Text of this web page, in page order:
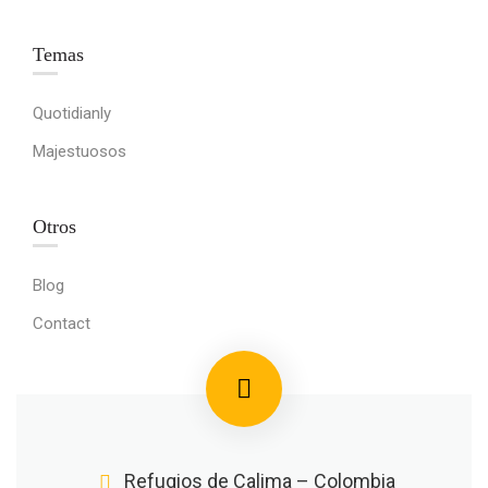
Temas
Quotidianly
Majestuosos
Otros
Blog
Contact
Refugios de Calima – Colombia